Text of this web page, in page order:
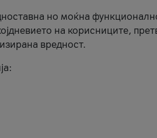
но моќна
на корисниците,
вредност.